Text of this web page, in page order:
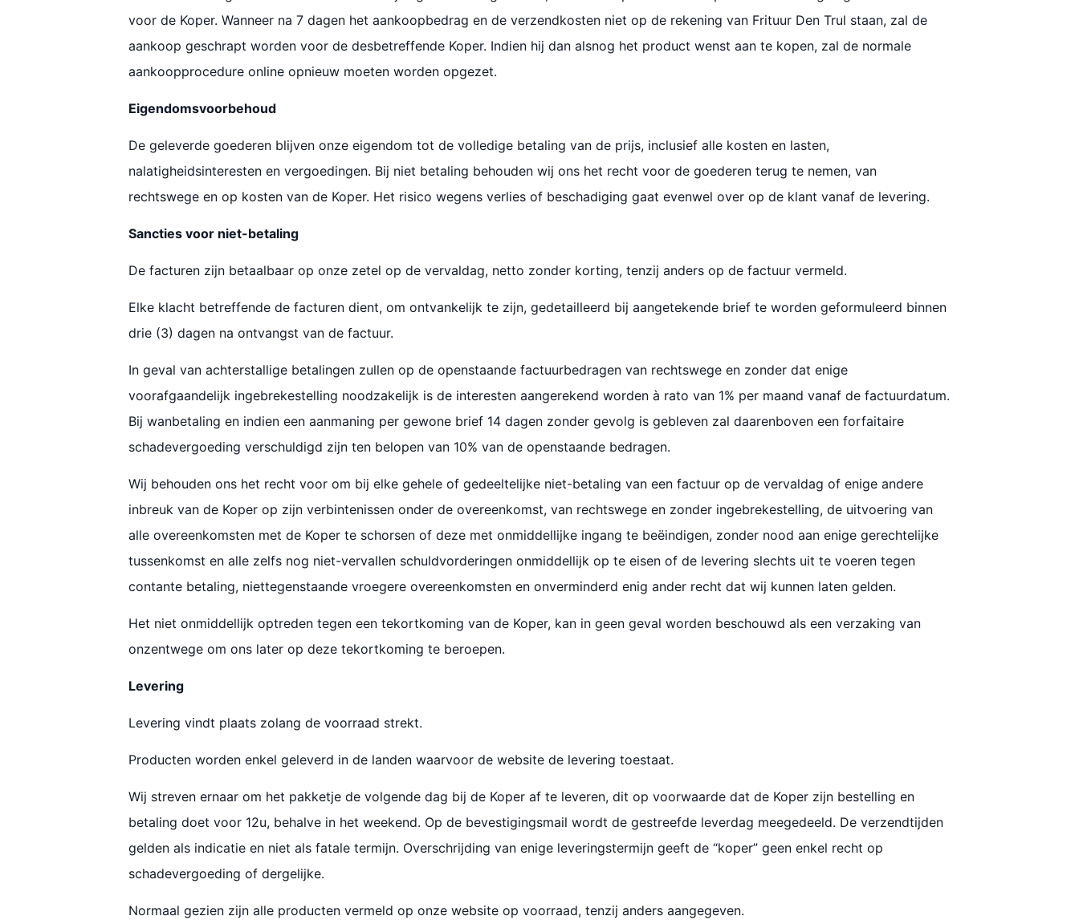
voor de Koper. Wanneer na 7 dagen het aankoopbedrag en de verzendkosten niet op de rekening van Frituur Den Trul staan, zal de
aankoop geschrapt worden voor de desbetreffende Koper. Indien hij dan alsnog het product wenst aan te kopen, zal de normale
aankoopprocedure online opnieuw moeten worden opgezet.
Eigendomsvoorbehoud
De geleverde goederen blijven onze eigendom tot de volledige betaling van de prijs, inclusief alle kosten en lasten,
nalatigheidsinteresten en vergoedingen. Bij niet betaling behouden wij ons het recht voor de goederen terug te nemen, van
rechtswege en op kosten van de Koper. Het risico wegens verlies of beschadiging gaat evenwel over op de klant vanaf de levering.
Sancties voor niet-betaling
De facturen zijn betaalbaar op onze zetel op de vervaldag, netto zonder korting, tenzij anders op de factuur vermeld.
Elke klacht betreffende de facturen dient, om ontvankelijk te zijn, gedetailleerd bij aangetekende brief te worden geformuleerd binnen
drie (3) dagen na ontvangst van de factuur.
In geval van achterstallige betalingen zullen op de openstaande factuurbedragen van rechtswege en zonder dat enige
voorafgaandelijk ingebrekestelling noodzakelijk is de interesten aangerekend worden à rato van 1% per maand vanaf de factuurdatum.
Bij wanbetaling en indien een aanmaning per gewone brief 14 dagen zonder gevolg is gebleven zal daarenboven een forfaitaire
schadevergoeding verschuldigd zijn ten belopen van 10% van de openstaande bedragen.
Wij behouden ons het recht voor om bij elke gehele of gedeeltelijke niet-betaling van een factuur op de vervaldag of enige andere
inbreuk van de Koper op zijn verbintenissen onder de overeenkomst, van rechtswege en zonder ingebrekestelling, de uitvoering van
alle overeenkomsten met de Koper te schorsen of deze met onmiddellijke ingang te beëindigen, zonder nood aan enige gerechtelijke
tussenkomst en alle zelfs nog niet-vervallen schuldvorderingen onmiddellijk op te eisen of de levering slechts uit te voeren tegen
contante betaling, niettegenstaande vroegere overeenkomsten en onverminderd enig ander recht dat wij kunnen laten gelden.
Het niet onmiddellijk optreden tegen een tekortkoming van de Koper, kan in geen geval worden beschouwd als een verzaking van
onzentwege om ons later op deze tekortkoming te beroepen.
Levering
Levering vindt plaats zolang de voorraad strekt.
Producten worden enkel geleverd in de landen waarvoor de website de levering toestaat.
Wij streven ernaar om het pakketje de volgende dag bij de Koper af te leveren, dit op voorwaarde dat de Koper zijn bestelling en
betaling doet voor 12u, behalve in het weekend. Op de bevestigingsmail wordt de gestreefde leverdag meegedeeld. De verzendtijden
gelden als indicatie en niet als fatale termijn. Overschrijding van enige leveringstermijn geeft de “koper” geen enkel recht op
schadevergoeding of dergelijke.
Normaal gezien zijn alle producten vermeld op onze website op voorraad, tenzij anders aangegeven.